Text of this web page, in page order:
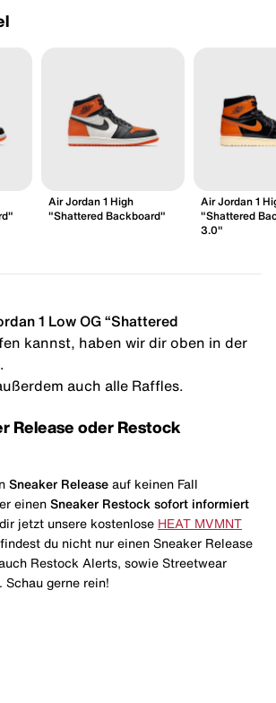
Air Jordan 1 High
"Shattered Backboard"
Air Jordan 1
"Shattered
3.0"
1 Low OG “Shattered
kannst, haben wir dir oben in der
auch alle Raffles.
Release oder Restock
Sneaker Release auf keinen Fall
einen Sneaker Restock sofort informiert
jetzt unsere kostenlose HEAT MVMNT
findest du nicht nur einen Sneaker Release
Restock Alerts, sowie Streetwear
Schau gerne rein!